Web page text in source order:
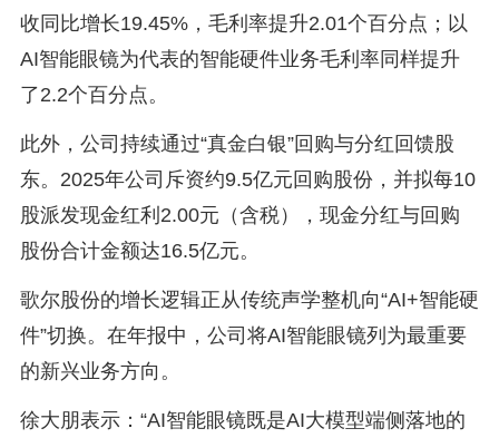
收同比增长19.45%，毛利率提升2.01个百分点；以
AI智能眼镜为代表的智能硬件业务毛利率同样提升
了2.2个百分点。
此外，公司持续通过“真金白银”回购与分红回馈股
东。2025年公司斥资约9.5亿元回购股份，并拟每10
股派发现金红利2.00元（含税），现金分红与回购
股份合计金额达16.5亿元。
歌尔股份的增长逻辑正从传统声学整机向“AI+智能硬
件”切换。在年报中，公司将AI智能眼镜列为最重要
的新兴业务方向。
徐大朋表示：“AI智能眼镜既是AI大模型端侧落地的